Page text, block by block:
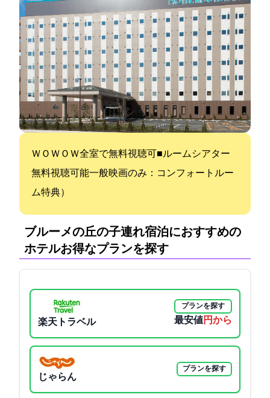
ＷＯＷＯＷ全室で無料視聴可■VODルームシアター
無料視聴可能(一般映画のみ：コンフォートルー
ム特典）
ブルーメの丘の子連れ宿泊におすすめの
ホテル:お得なプランを探す
楽天トラベル
プランを探す
最安値5750円から
じゃらん
プランを探す